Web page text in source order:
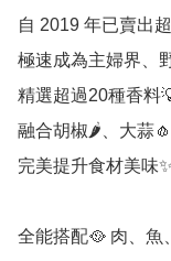
自 2019 年已賣出
極速成為主婦界、
精選超過20種香料
融合胡椒🌶️、大蒜
完美提升食材美味
全能搭配🥘 肉、魚